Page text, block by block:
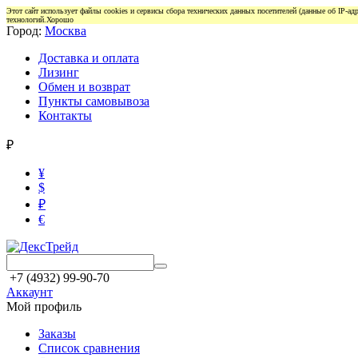
Этот сайт использует файлы cookies и сервисы сбора технических данных посетителей (данные об IP-
технологий. Хорошо
Город: Москва
Доставка и оплата
Лизинг
Обмен и возврат
Пункты самовывоза
Контакты
₽
¥
$
₽
€
+7 (4932) 99-90-70
Аккаунт
Мой профиль
Заказы
Список сравнения